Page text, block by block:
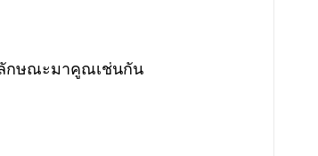
กษณะมาคูณเช่นกัน